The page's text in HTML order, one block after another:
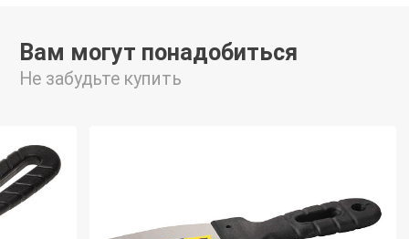
Вам могут понадобиться
Не забудьте купить